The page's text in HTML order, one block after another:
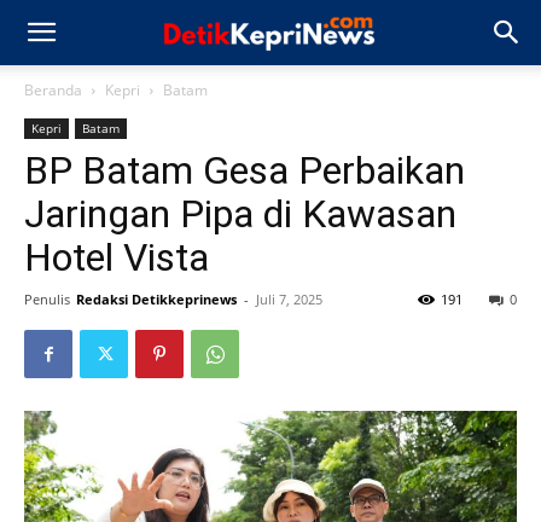
Beranda Kepri Batam
Kepri Batam
BP Batam Gesa Perbaikan
Jaringan Pipa di Kawasan
Hotel Vista
Penulis Redaksi Detikkeprinews - Juli 7, 2025 0
191